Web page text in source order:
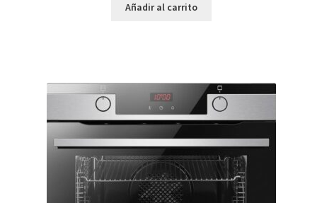
Política de privacidad
Preparación de alimentos
Reproductores
Añadir al carrito